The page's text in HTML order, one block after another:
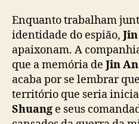
Enquanto trabalham
identidade do espião,
apaixonam. A
que a memória de Jin An
acaba por se lembrar
território que seria
Shuang e seus